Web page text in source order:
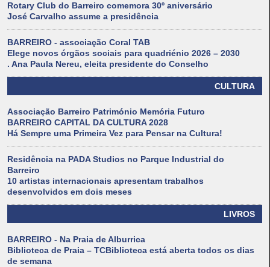
Rotary Club do Barreiro comemora 30º aniversário
José Carvalho assume a presidência
BARREIRO - associação Coral TAB
Elege novos órgãos sociais para quadriénio 2026 – 2030
. Ana Paula Nereu, eleita presidente do Conselho
CULTURA
Associação Barreiro Património Memória Futuro
BARREIRO CAPITAL DA CULTURA 2028
Há Sempre uma Primeira Vez para Pensar na Cultura!
Residência na PADA Studios no Parque Industrial do
Barreiro
10 artistas internacionais apresentam trabalhos
desenvolvidos em dois meses
LIVROS
BARREIRO - Na Praia de Alburrica
Biblioteca de Praia – TCBiblioteca está aberta todos os dias
de semana